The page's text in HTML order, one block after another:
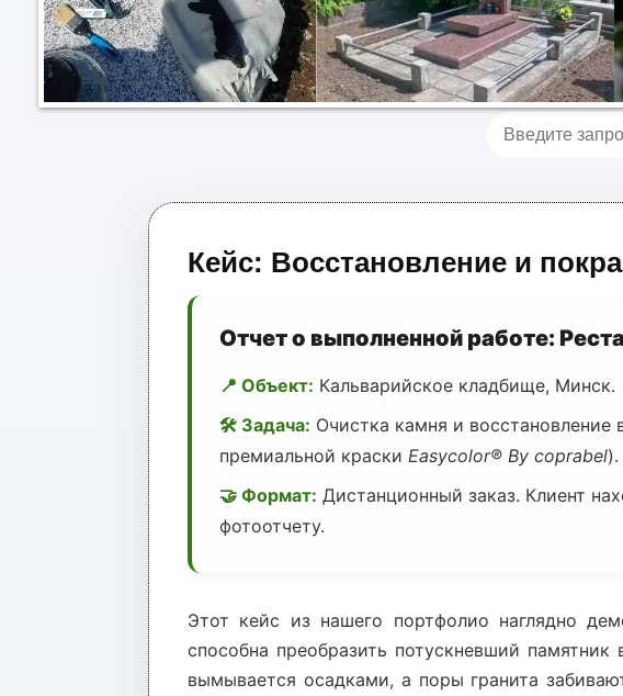
Кейс: Восстановление и
Отчет о выполненной работе:
📍 Объект: Кальварийское кладбище, Минск.
🛠 Задача: Очистка камня и
премиальной краски Easycolor® By coprabel).
🤝 Формат: Дистанционный заказ. Клиент
фотоотчету.
Этот кейс из нашего портфолио наглядно
способна преобразить потускневший
вымывается осадками, а поры гранита